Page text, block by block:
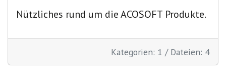
Nützliches rund um die ACOSOFT Produkte.
Kategorien: 1 / Dateien: 4